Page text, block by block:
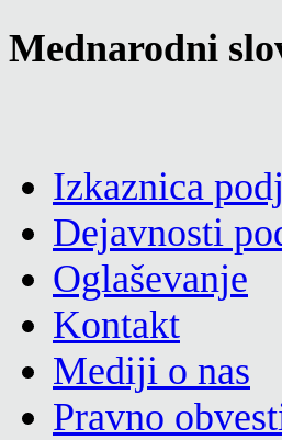
Mednarodni
Izkaznica
Dejavnosti
Oglaševanje
Kontakt
Mediji o nas
Pravno